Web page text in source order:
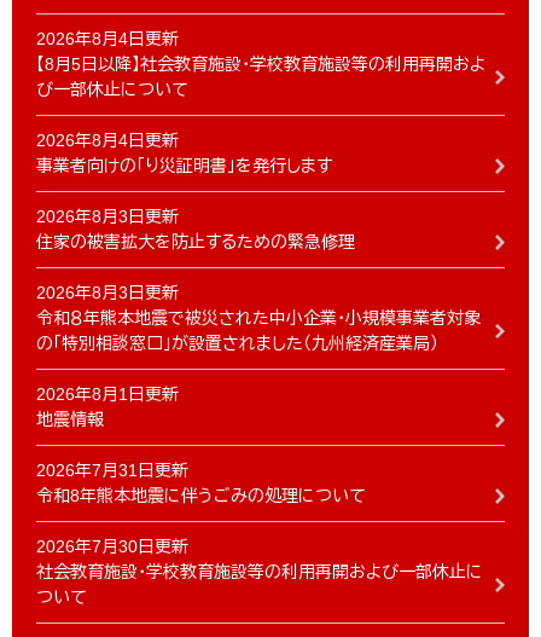
2026年8月4日更新
【8月5日以降】社会教育施設・学校教育施設等の利用再開およ
び一部休止について
2026年8月4日更新
事業者向けの「り災証明書」を発行します
2026年8月3日更新
住家の被害拡大を防止するための緊急修理
2026年8月3日更新
令和８年熊本地震で被災された中小企業・小規模事業者対象
の「特別相談窓口」が設置されました（九州経済産業局）
2026年8月1日更新
地震情報
2026年7月31日更新
令和8年熊本地震に伴うごみの処理について
2026年7月30日更新
社会教育施設・学校教育施設等の利用再開および一部休止に
ついて